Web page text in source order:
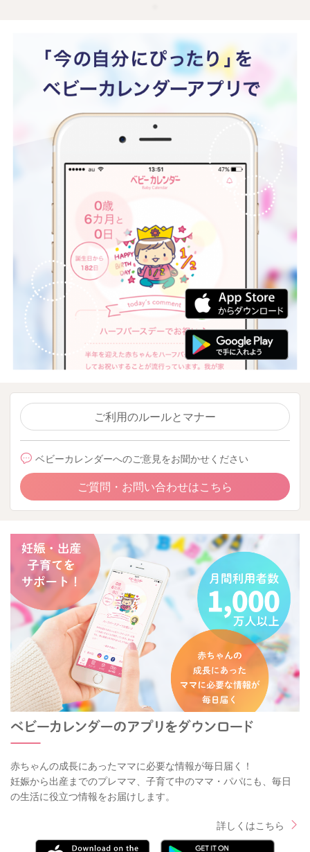
ご利用のルールとマナー
ベビーカレンダーへのご意見をお聞かせください
ご質問・お問い合わせはこちら
赤ちゃんの成長にあったママに必要な情報が毎日届く！
妊娠から出産までのプレママ、子育て中のママ・パパにも、毎日
の生活に役立つ情報をお届けします。
詳しくはこちら